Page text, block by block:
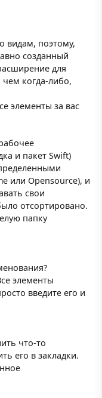
видам, поэтому,
созданный
для
когда-либо,
элементы за вас
и пакет Swift)
или Opensource), и
свои
отсортировано.
папку
элементы
введите его и
что-то
его в закладки.